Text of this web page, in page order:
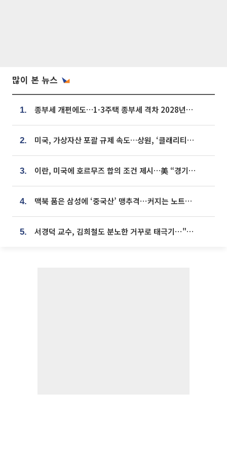
많이 본 뉴스
1. 종부세 개편에도…1·3주택 종부세 격차 2028년부터 확대
2. 미국, 가상자산 포괄 규제 속도…상원, ‘클래리티법’ 9월 절차투표 추진
3. 이란, 미국에 호르무즈 합의 조건 제시…美 “경기 아직 안 끝나” [종합]
4. 맥북 품은 삼성에 ‘중국산’ 맹추격⋯커지는 노트북 OLED 시장
5. 서경덕 교수, 김희철도 분노한 거꾸로 태극기⋯"엉터리는 아냐, 아쉬울 뿐"